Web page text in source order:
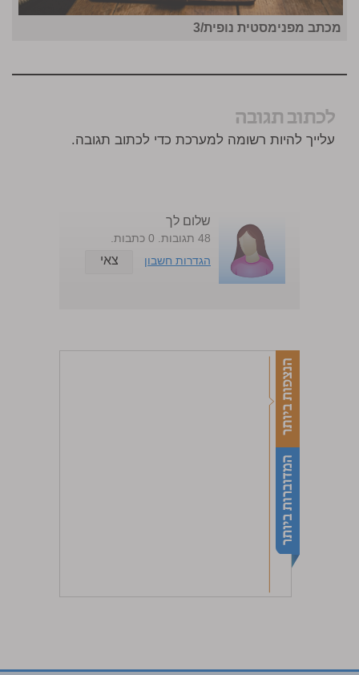
מכתב מפנימסטית נופית/3
לכתוב תגובה
עלייך להיות רשומה למערכת כדי לכתוב תגובה.
שלום לך
48 תגובות. 0 כתבות.
הגדרות חשבון
צאי